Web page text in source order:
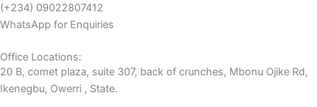
(+234) 09022807412
WhatsApp for Enquiries
Office Locations:
20 B, comet plaza, suite 307, back of crunches, Mbonu Ojike Rd,
Ikenegbu, Owerri , State.